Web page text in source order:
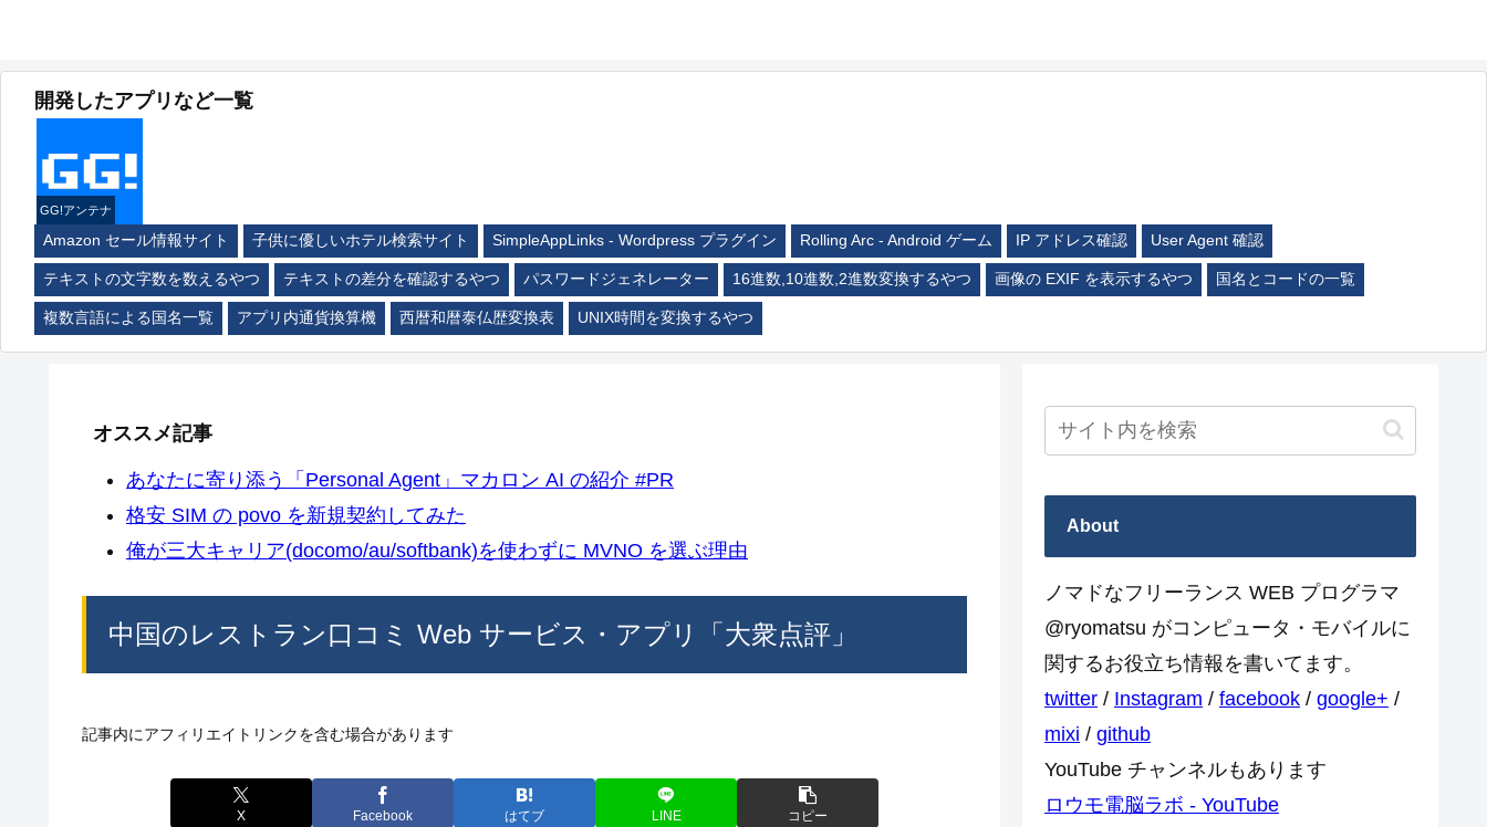
開発したアプリなど一覧
GG!アンテナ
Amazon セール情報サイト 子供に優しいホテル検索サイト SimpleAppLinks - Wordpress プラグイン Rolling Arc - Android ゲーム IP アドレス確認 User Agent 確認
テキストの文字数を数えるやつ テキストの差分を確認するやつ パスワードジェネレーター 16進数,10進数,2進数変換するやつ 画像の EXIF を表示するやつ 国名とコードの一覧
複数言語による国名一覧 アプリ内通貨換算機 西暦和暦泰仏歴変換表 UNIX時間を変換するやつ
オススメ記事
あなたに寄り添う「Personal Agent」マカロン AI の紹介 #PR
格安 SIM の povo を新規契約してみた
俺が三大キャリア(docomo/au/softbank)を使わずに MVNO を選ぶ理由
中国のレストラン口コミ Web サービス・アプリ「大衆点評」
記事内にアフィリエイトリンクを含む場合があります
X Facebook はてブ LINE コピー
About
ノマドなフリーランス WEB プログラマ
@ryomatsu がコンピュータ・モバイルに
関するお役立ち情報を書いてます。
twitter / Instagram / facebook / google+ /
mixi / github
YouTube チャンネルもあります
ロウモ電脳ラボ - YouTube